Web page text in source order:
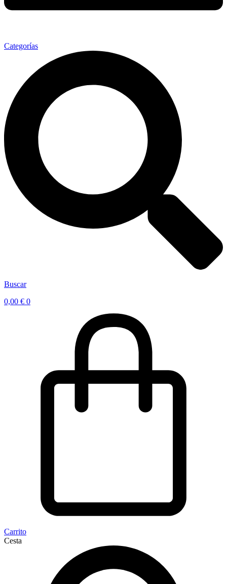
Categorías
Buscar
0,00 € 0
Carrito
Cesta